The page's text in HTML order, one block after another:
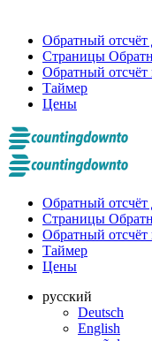
Обратный отсчёт
Страницы
Обратный отсчёт
Таймер
Цены
Обратный отсчёт
Страницы
Обратный отсчёт
Таймер
Цены
русский
Deutsch
English